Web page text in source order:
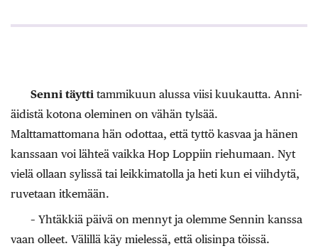
Senni täytti tammikuun alussa viisi kuukautta. Anni-
äidistä kotona oleminen on vähän tylsää.
Malttamattomana hän odottaa, että tyttö kasvaa ja hänen
kanssaan voi lähteä vaikka Hop Loppiin riehumaan. Nyt
vielä ollaan sylissä tai leikkimatolla ja heti kun ei viihdytä,
ruvetaan itkemään.
– Yhtäkkiä päivä on mennyt ja olemme Sennin kanssa
vaan olleet. Välillä käy mielessä, että olisinpa töissä.